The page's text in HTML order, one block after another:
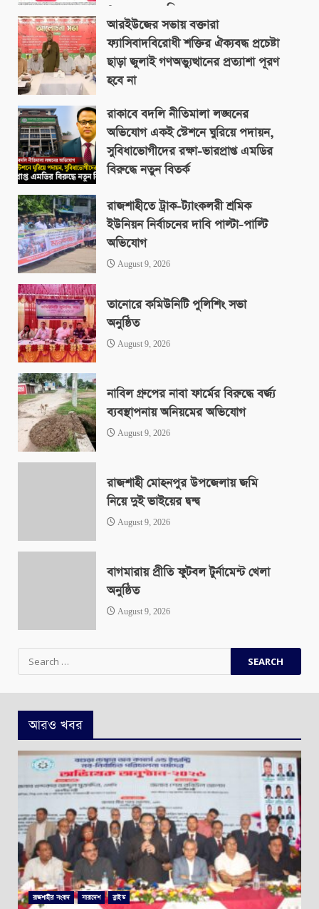
৪০০ একর জমিতে
August 9, 2026
আরইউজের সভায় বক্তারা
ফ্যাসিবাদবিরোধী শক্তির ঐক্যবদ্ধ প্রচেষ্টা
ছাড়া জুলাই গণঅভ্যুত্থানের প্রত্যাশা পূরণ
হবে না
রাকাবে বদলি নীতিমালা লঙ্ঘনের
অভিযোগ একই স্টেশনে ঘুরিয়ে পদায়ন,
সুবিধাভোগীদের রক্ষা-ভারপ্রাপ্ত এমডির
বিরুদ্ধে নতুন বিতর্ক
রাজশাহীতে ট্রাক-ট্যাংকলরী শ্রমিক
ইউনিয়ন নির্বাচনের দাবি পাল্টা-পাল্টি
অভিযোগ
August 9, 2026
তানোরে কমিউনিটি পুলিশিং সভা
অনুষ্ঠিত
August 9, 2026
নাবিল গ্রুপের নাবা ফার্মের বিরুদ্ধে বর্জ্য
ব্যবস্থাপনায় অনিয়মের অভিযোগ
August 9, 2026
রাজশাহী মোহনপুর উপজেলায় জমি
নিয়ে দুই ভাইয়ের দ্বন্দ্ব
August 9, 2026
বাগমারায় প্রীতি ফুটবল টুর্নামেন্ট খেলা
অনুষ্ঠিত
August 9, 2026
Search
for:
আরও খবর
রাজশাহীর সংবাদ সারাদেশ স্লাইড